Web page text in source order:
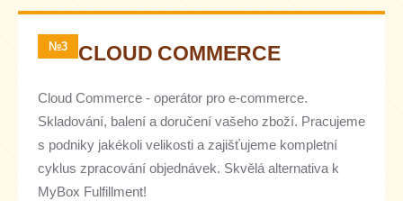
№3 CLOUD COMMERCE
Cloud Commerce - operátor pro e-commerce.
Skladování, balení a doručení vašeho zboží. Pracujeme
s podniky jakékoli velikosti a zajišťujeme kompletní
cyklus zpracování objednávek. Skvělá alternativa k
MyBox Fulfillment!